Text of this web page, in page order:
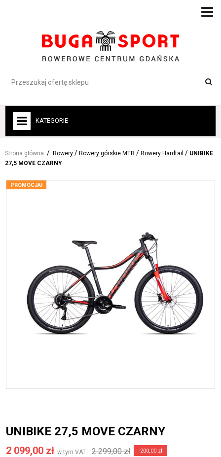
KATEGORIE
ROWERY ELEKTRYCZNE
+
ROWERY DLA DZIECI
Strona główna Rowery Rowery górskie MTB Rowery Hardtail
UNIBIKE
27,5 MOVE CZARNY
PROMOCJA!
UNIBIKE 27,5 MOVE CZARNY
2 099,00 zł w tym VAT 2 299,00 zł -200,00 zł